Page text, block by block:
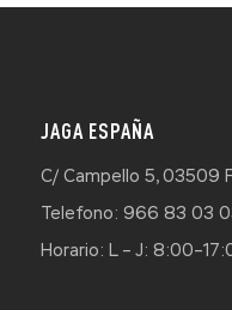
JAGA ESPAÑA
C/ Campello 5, 03509
Telefono: 966 83 03
Horario: L – J: